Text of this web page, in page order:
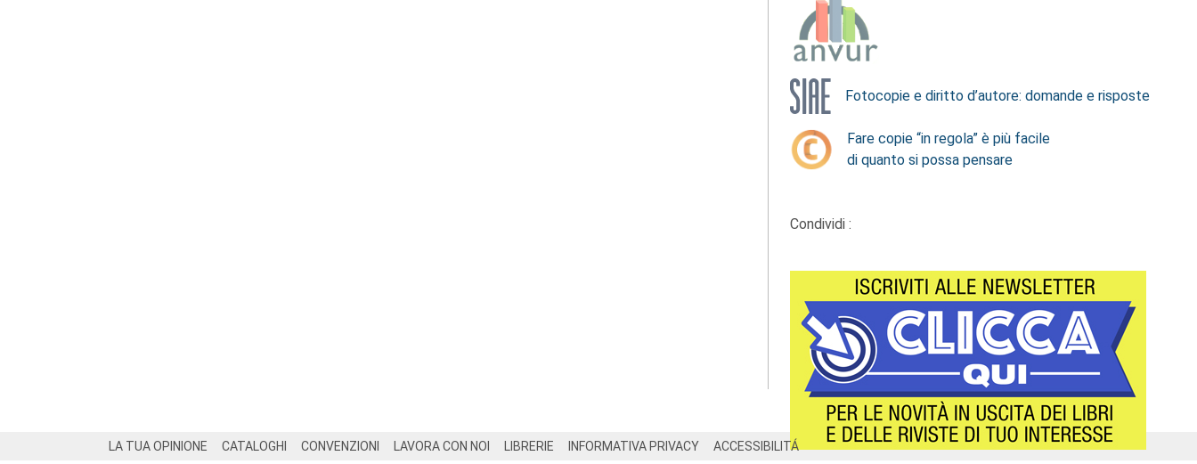
Fotocopie e diritto d’autore: domande e risposte
Fare copie “in regola” è più facile
di quanto si possa pensare
Condividi :
LA TUA OPINIONE CATALOGHI CONVENZIONI LAVORA CON NOI LIBRERIE INFORMATIVA PRIVACY ACCESSIBILITÁ